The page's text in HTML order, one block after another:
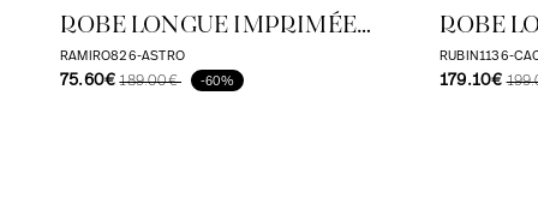
ROBE LONGUE IMPRIMÉE
ASTRO VISCOSE ECOVERO
RAMIRO826-ASTRO
75.60€ 189.00€ -60%
ROBE
RUBIN1136-
179.10€